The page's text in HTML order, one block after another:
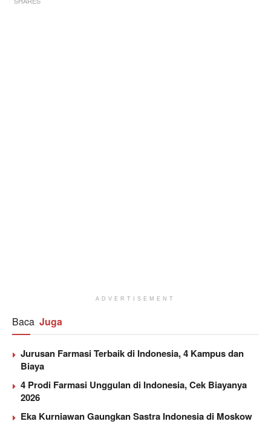
ADVERTISEMENT
Baca Juga
Jurusan Farmasi Terbaik di Indonesia, 4 Kampus dan
Biaya
4 Prodi Farmasi Unggulan di Indonesia, Cek Biayanya
2026
Eka Kurniawan Gaungkan Sastra Indonesia di Moskow